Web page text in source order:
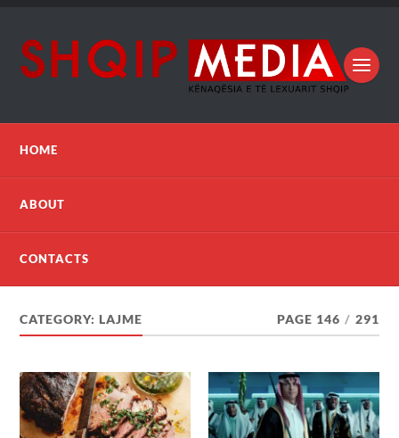
HOME
ABOUT
CONTACTS
CATEGORY:LAJME PAGE 146 / 291